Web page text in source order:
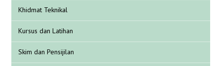
Khidmat Teknikal
Kursus dan Latihan
Skim dan Pensijilan